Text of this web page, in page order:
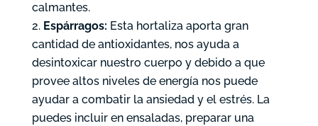
calmantes.
Espárragos: Esta hortaliza aporta gran
cantidad de antioxidantes, nos ayuda a
desintoxicar nuestro cuerpo y debido a que
provee altos niveles de energía nos puede
ayudar a combatir la ansiedad y el estrés. La
puedes incluir en ensaladas, preparar una